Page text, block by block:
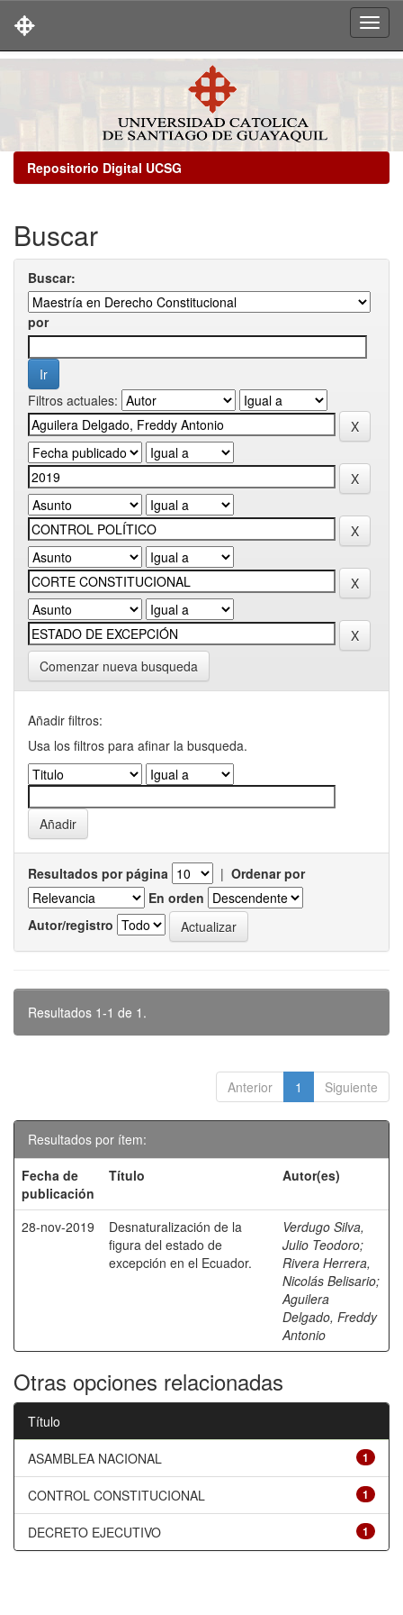
Repositorio Digital UCSG
Buscar
Buscar:
por
Filtros actuales:
Comenzar nueva busqueda
Añadir filtros:
Usa los filtros para afinar la busqueda.
Resultados por página | Ordenar por
En orden
Autor/registro
Resultados 1-1 de 1.
Anterior 1 Siguiente
Resultados por ítem:
Fecha de
publicación
Título Autor(es)
28-nov-2019
Desnaturalización de la
figura del estado de
excepción en el Ecuador.
Verdugo Silva,
Julio Teodoro;
Rivera Herrera,
Nicolás Belisario;
Aguilera
Delgado, Freddy
Antonio
Otras opciones relacionadas
Título
1
ASAMBLEA NACIONAL
1
CONTROL CONSTITUCIONAL
1
DECRETO EJECUTIVO